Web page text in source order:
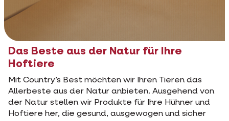
Das Beste aus der Natur für Ihre
Hoftiere
Mit Country’s Best möchten wir Ihren Tieren das
Allerbeste aus der Natur anbieten. Ausgehend von
der Natur stellen wir Produkte für Ihre Hühner und
Hoftiere her, die gesund, ausgewogen und sicher